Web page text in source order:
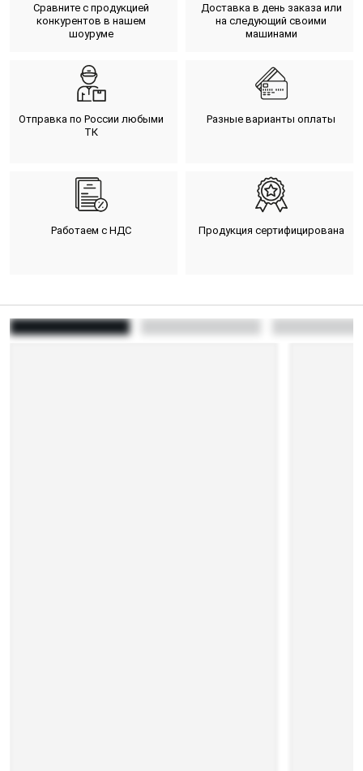
Сравните с продукцией
конкурентов в нашем
шоуруме
Доставка в день заказа или
на следующий своими
машинами
Отправка по России любыми
ТК
Разные варианты оплаты
Работаем с НДС Продукция сертифицирована